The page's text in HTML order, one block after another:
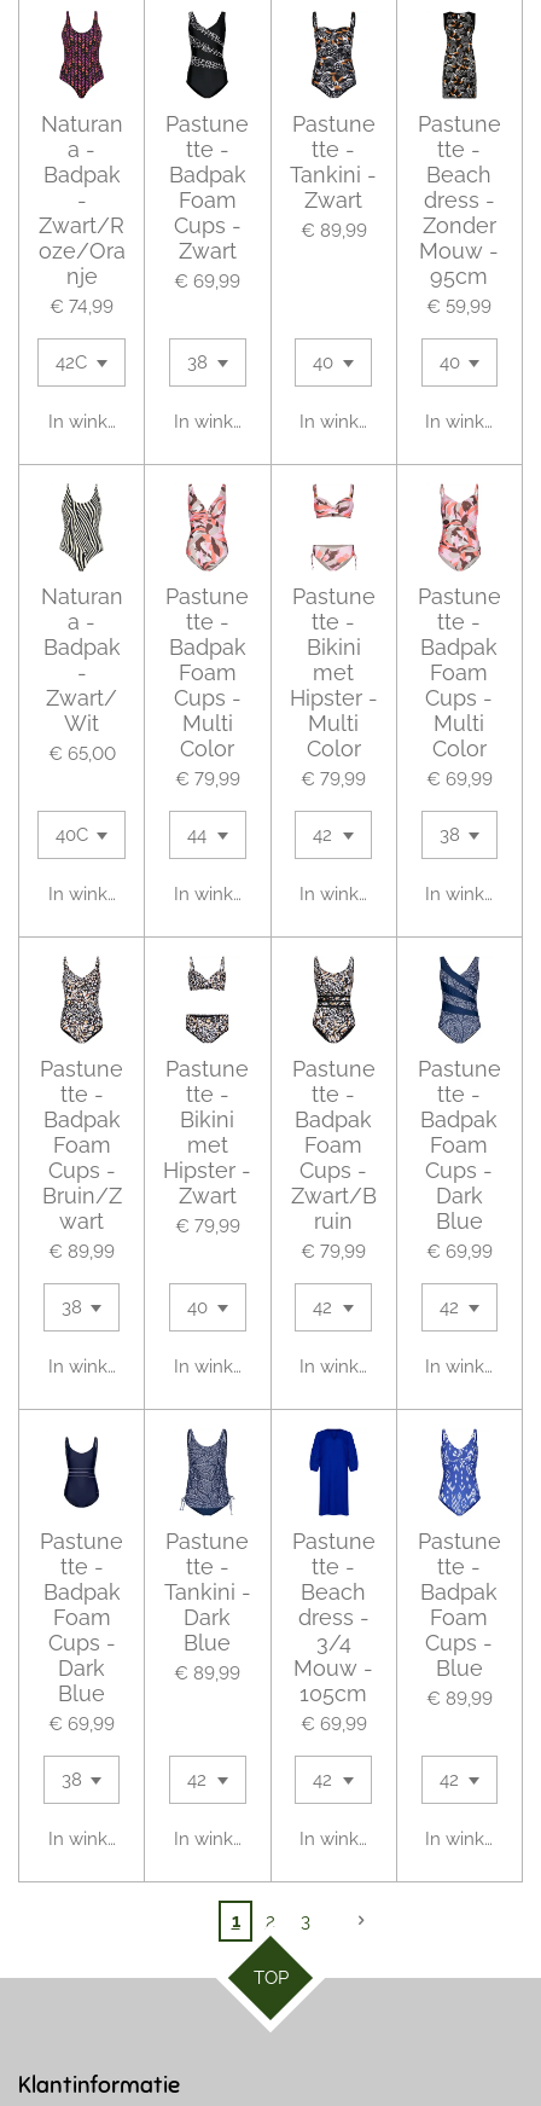
Naturan
a -
Badpak
-
Zwart/R
oze/Ora
nje
€ 74,99
In winkelwagen
Pastune
tte -
Badpak
Foam
Cups -
Zwart
€ 69,99
In winkelwagen
Pastune
tte -
Tankini -
Zwart
€ 89,99
In winkelwagen
Pastune
tte -
Beach
dress -
Zonder
Mouw -
95cm
€ 59,99
In
Naturan
a -
Badpak
-
Zwart/
Wit
€ 65,00
In winkelwagen
Pastune
tte -
Badpak
Foam
Cups -
Multi
Color
€ 79,99
In winkelwagen
Pastune
tte -
Bikini
met
Hipster -
Multi
Color
€ 79,99
In winkelwagen
Pastune
tte -
Badpak
Foam
Cups -
Multi
Color
€ 69,99
In
Pastune
tte -
Badpak
Foam
Cups -
Bruin/Z
wart
€ 89,99
In winkelwagen
Pastune
tte -
Bikini
met
Hipster -
Zwart
€ 79,99
In winkelwagen
Pastune
tte -
Badpak
Foam
Cups -
Zwart/B
ruin
€ 79,99
In winkelwagen
Pastune
tte -
Badpak
Foam
Cups -
Dark
Blue
€ 69,99
In
Pastune
tte -
Badpak
Foam
Cups -
Dark
Blue
€ 69,99
In winkelwagen
Pastune
tte -
Tankini -
Dark
Blue
€ 89,99
In winkelwagen
Pastune
tte -
Beach
dress -
3/4
Mouw -
105cm
€ 69,99
In winkelwagen
Pastune
tte -
Badpak
Foam
Cups -
Blue
€ 89,99
In
1 2 3
TOP
Klantinformatie